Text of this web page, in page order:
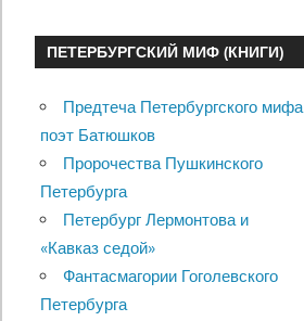
ПЕТЕРБУРГСКИЙ МИФ (КНИГИ)
Предтеча Петербургского мифа
поэт Батюшков
Пророчества Пушкинского
Петербурга
Петербург Лермонтова и
«Кавказ седой»
Фантасмагории Гоголевского
Петербурга